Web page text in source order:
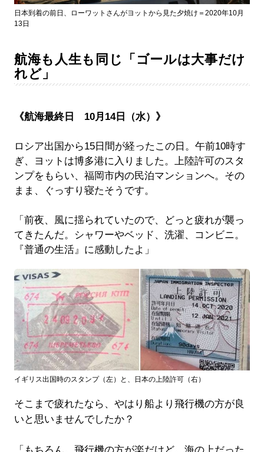
日本到着の前日、ローワットさんがヨットから見た夕焼け＝2020年10月
13日
航海も人生も同じ「ゴールは大事だけ
れど」
《航海最終日 10月14日（水）》
ロシア出国から15日間が経ったこの日。午前10時す
ぎ、ヨットは博多港に入りました。上陸許可のスタ
ンプをもらい、福岡市内の民泊マンションへ。その
まま、ぐっすり寝たそうです。
「前夜、風に揺られていたので、どっと疲れが襲っ
てきたんだ。シャワーやベッド、洗濯、コンビニ。
『普通の生活』に感動したよ」
イギリス出国時のスタンプ（左）と、日本の上陸許可（右）
そこまで疲れたなら、やはり船より飛行機の方が良
いと思いませんでしたか？